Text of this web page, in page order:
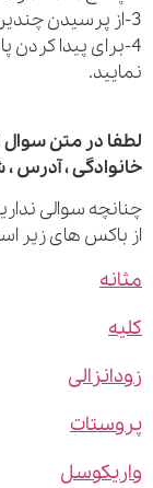
پیدا کردن
در متن سوال
، آدرس ،
سوالی ندارید و
های زیر